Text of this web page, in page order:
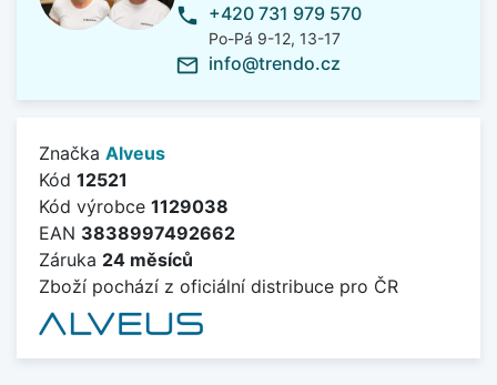
phone +420 731 979 570
Po-Pá 9-12, 13-17
mail_outline info@trendo.cz
Značka Alveus
Kód 12521
Kód výrobce 1129038
EAN 3838997492662
Záruka 24 měsíců
Zboží pochází z oficiální distribuce pro ČR